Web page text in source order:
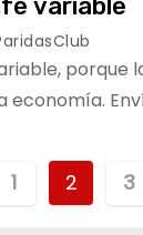
variable
porque
economía.
1 2 3